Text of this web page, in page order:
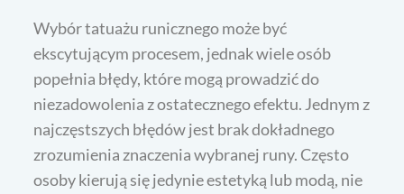
Wybór tatuażu runicznego może być
ekscytującym procesem, jednak wiele osób
popełnia błędy, które mogą prowadzić do
niezadowolenia z ostatecznego efektu. Jednym z
najczęstszych błędów jest brak dokładnego
zrozumienia znaczenia wybranej runy. Często
osoby kierują się jedynie estetyką lub modą, nie